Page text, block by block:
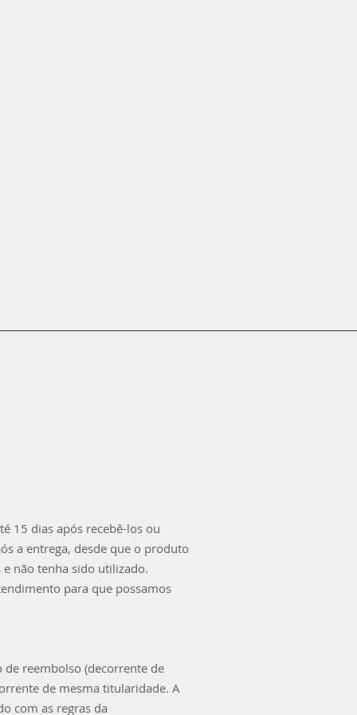
15 dias após recebê-los ou
a entrega, desde que o produto
não tenha sido utilizado.
para que possamos
de reembolso (decorrente de
de mesma titularidade. A
com as regras da